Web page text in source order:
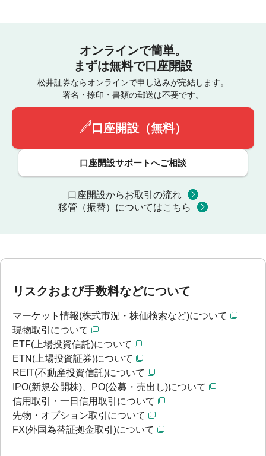
オンラインで簡単。
まずは無料で口座開設
松井証券ならオンラインで申し込みが完結します。
署名・捺印・書類の郵送は不要です。
口座開設（無料）
口座開設サポートへご相談
口座開設からお取引の流れ
移管（振替）についてはこちら
リスクおよび手数料などについて
マーケット情報(株式市況・株価検索など)について
現物取引について
ETF(上場投資信託)について
ETN(上場投資証券)について
REIT(不動産投資信託)について
IPO(新規公開株)、PO(公募・売出し)について
信用取引・一日信用取引について
先物・オプション取引について
FX(外国為替証拠金取引)について